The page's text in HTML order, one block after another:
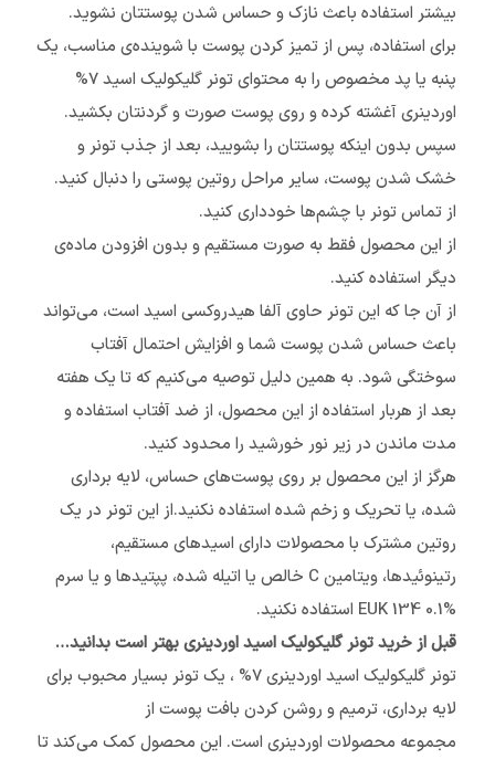
بیشتر استفاده باعث نازک و حساس شدن پوستتان نشوید.
برای استفاده، پس از تمیز کردن پوست با شوینده‌ی مناسب، یک
پنبه یا پد مخصوص را به محتوای تونر گلیکولیک اسید ۷%
اوردینری آغشته کرده و روی پوست صورت و گردنتان بکشید.
سپس بدون اینکه پوستتان را بشویید، بعد از جذب تونر و
خشک شدن پوست، سایر مراحل روتین پوستی را دنبال کنید.
از تماس تونر با چشم‌ها خودداری کنید.
از این محصول فقط به صورت مستقیم و بدون افزودن ماده‌ی
دیگر استفاده کنید.
از آن جا که این تونر حاوی آلفا هیدروکسی اسید است، می‌تواند
باعث حساس شدن پوست شما و افزایش احتمال آفتاب
سوختگی شود. به همین دلیل توصیه می‌کنیم که تا یک هفته
بعد از هربار استفاده از این محصول، از ضد آفتاب استفاده و
مدت ماندن در زیر نور خورشید را محدود کنید.
هرگز از این محصول بر روی پوست‌های حساس، لایه برداری
شده، یا تحریک و زخم شده استفاده نکنید.از این تونر در یک
روتین مشترک با محصولات دارای اسیدهای مستقیم،
رتینوئیدها، ویتامین C خالص یا اتیله شده، پپتیدها و یا سرم
EUK 134 0.1% استفاده نکنید.
قبل از خرید تونر گلیکولیک اسید اوردینری بهتر است بدانید…
تونر گلیکولیک اسید اوردینری 7% ، یک تونر بسیار محبوب برای
لایه برداری، ترمیم و روشن کردن بافت پوست از
مجموعه محصولات اوردینری است. این محصول کمک می‌کند تا